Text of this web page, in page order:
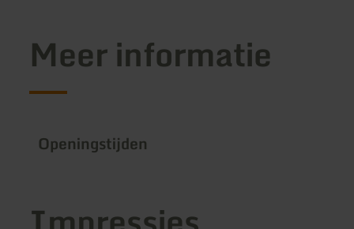
Meer informatie
Openingstijden